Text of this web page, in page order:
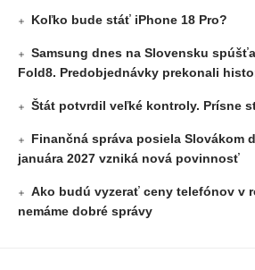
Koľko bude stáť iPhone 18 Pro?
Samsung dnes na Slovensku
Fold8. Predobjednávky prekonali
Štát potvrdil veľké kontroly. Prísne
Finančná správa posiela Slovákom
januára 2027 vzniká nová povinnosť
Ako budú vyzerať ceny telefónov v
nemáme dobré správy